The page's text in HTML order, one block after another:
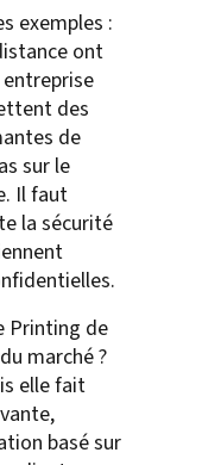
exemples :
ont
entreprise
des
de
sur le
Il faut
la sécurité
Printing de
marché ?
elle fait
basé sur